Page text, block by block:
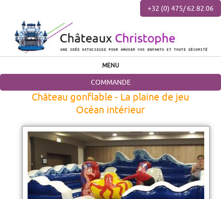
+32 (0) 475/ 62.82.06
MENU
COMMANDE
Château gonflable - La plaine de jeu
Océan intérieur